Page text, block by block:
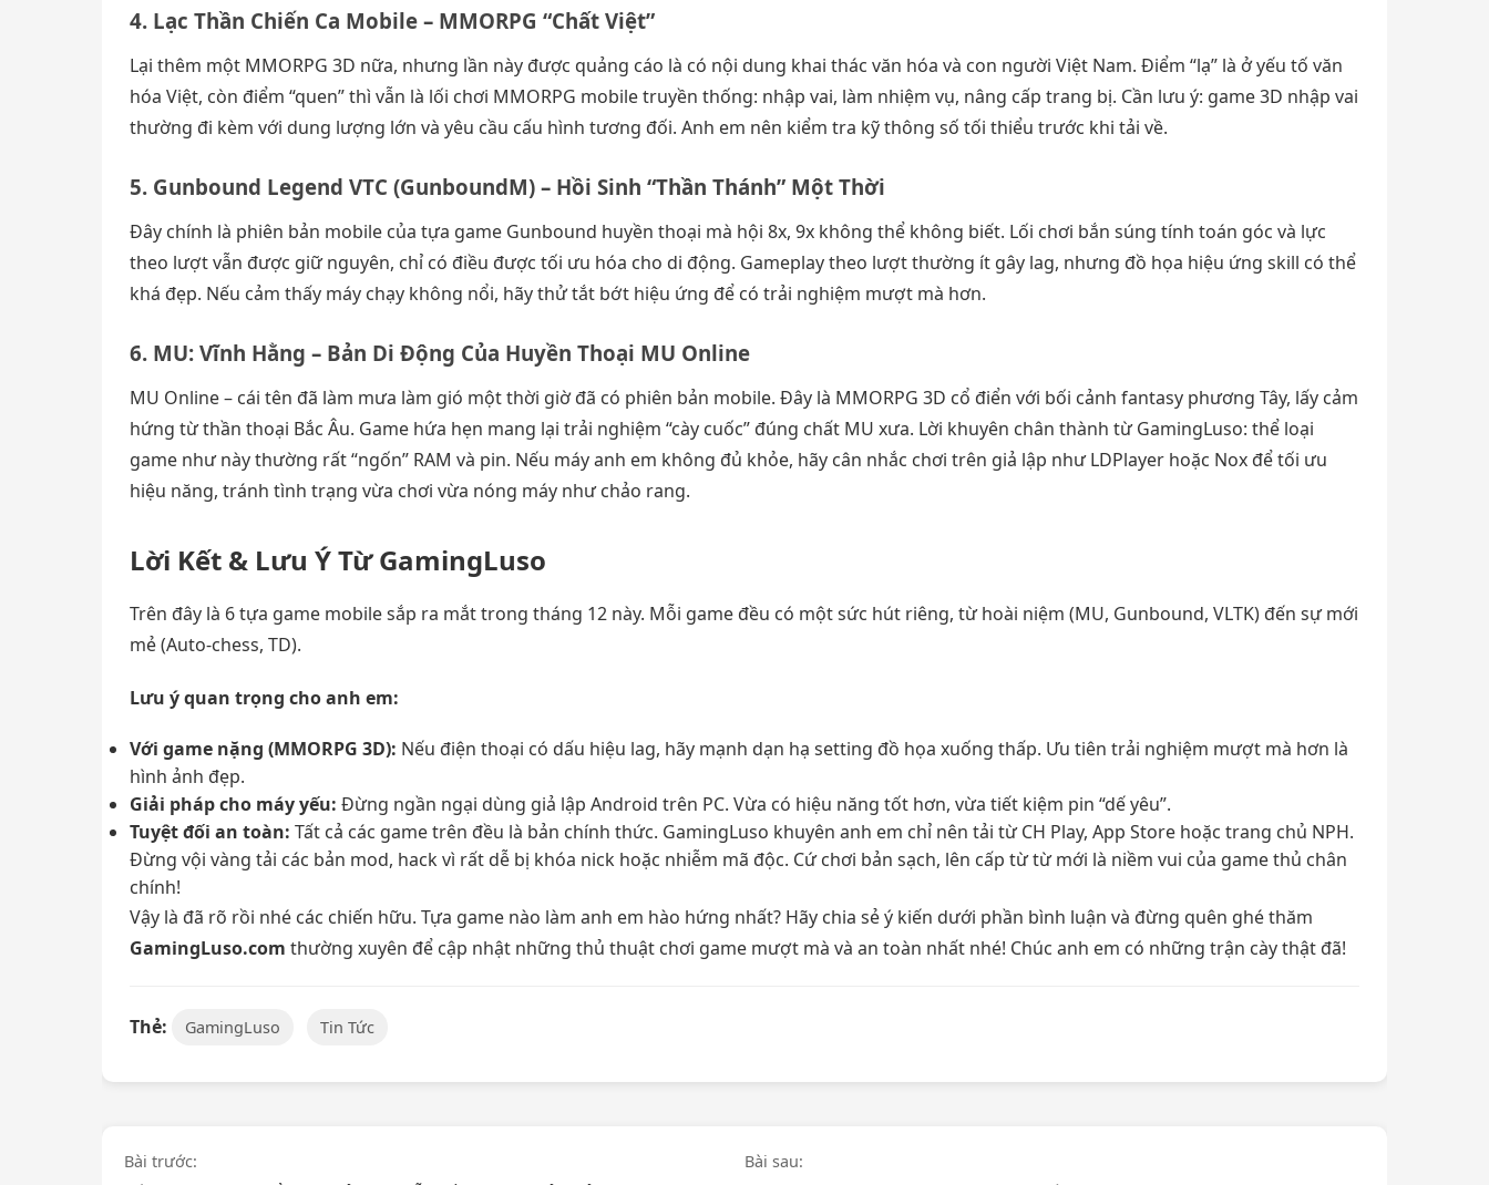
4. Lạc Thần Chiến Ca Mobile – MMORPG “Chất Việt”
Lại thêm một MMORPG 3D nữa, nhưng lần này được quảng cáo là có nội dung khai thác văn hóa và con người Việt Nam. Điểm “lạ” là ở yếu tố văn
hóa Việt, còn điểm “quen” thì vẫn là lối chơi MMORPG mobile truyền thống: nhập vai, làm nhiệm vụ, nâng cấp trang bị. Cần lưu ý: game 3D nhập vai
thường đi kèm với dung lượng lớn và yêu cầu cấu hình tương đối. Anh em nên kiểm tra kỹ thông số tối thiểu trước khi tải về.
5. Gunbound Legend VTC (GunboundM) – Hồi Sinh “Thần Thánh” Một Thời
Đây chính là phiên bản mobile của tựa game Gunbound huyền thoại mà hội 8x, 9x không thể không biết. Lối chơi bắn súng tính toán góc và lực
theo lượt vẫn được giữ nguyên, chỉ có điều được tối ưu hóa cho di động. Gameplay theo lượt thường ít gây lag, nhưng đồ họa hiệu ứng skill có thể
khá đẹp. Nếu cảm thấy máy chạy không nổi, hãy thử tắt bớt hiệu ứng để có trải nghiệm mượt mà hơn.
6. MU: Vĩnh Hằng – Bản Di Động Của Huyền Thoại MU Online
MU Online – cái tên đã làm mưa làm gió một thời giờ đã có phiên bản mobile. Đây là MMORPG 3D cổ điển với bối cảnh fantasy phương Tây, lấy cảm
hứng từ thần thoại Bắc Âu. Game hứa hẹn mang lại trải nghiệm “cày cuốc” đúng chất MU xưa. Lời khuyên chân thành từ GamingLuso: thể loại
game như này thường rất “ngốn” RAM và pin. Nếu máy anh em không đủ khỏe, hãy cân nhắc chơi trên giả lập như LDPlayer hoặc Nox để tối ưu
hiệu năng, tránh tình trạng vừa chơi vừa nóng máy như chảo rang.
Lời Kết & Lưu Ý Từ GamingLuso
Trên đây là 6 tựa game mobile sắp ra mắt trong tháng 12 này. Mỗi game đều có một sức hút riêng, từ hoài niệm (MU, Gunbound, VLTK) đến sự mới
mẻ (Auto-chess, TD).
Lưu ý quan trọng cho anh em:
Với game nặng (MMORPG 3D): Nếu điện thoại có dấu hiệu lag, hãy mạnh dạn hạ setting đồ họa xuống thấp. Ưu tiên trải nghiệm mượt mà hơn là
hình ảnh đẹp.
Giải pháp cho máy yếu: Đừng ngần ngại dùng giả lập Android trên PC. Vừa có hiệu năng tốt hơn, vừa tiết kiệm pin “dế yêu”.
Tuyệt đối an toàn: Tất cả các game trên đều là bản chính thức. GamingLuso khuyên anh em chỉ nên tải từ CH Play, App Store hoặc trang chủ NPH.
Đừng vội vàng tải các bản mod, hack vì rất dễ bị khóa nick hoặc nhiễm mã độc. Cứ chơi bản sạch, lên cấp từ từ mới là niềm vui của game thủ chân
chính!
Vậy là đã rõ rồi nhé các chiến hữu. Tựa game nào làm anh em hào hứng nhất? Hãy chia sẻ ý kiến dưới phần bình luận và đừng quên ghé thăm
GamingLuso.com thường xuyên để cập nhật những thủ thuật chơi game mượt mà và an toàn nhất nhé! Chúc anh em có những trận cày thật đã!
Thẻ: GamingLuso Tin Tức
Điều
Bài trước: Bài sau: